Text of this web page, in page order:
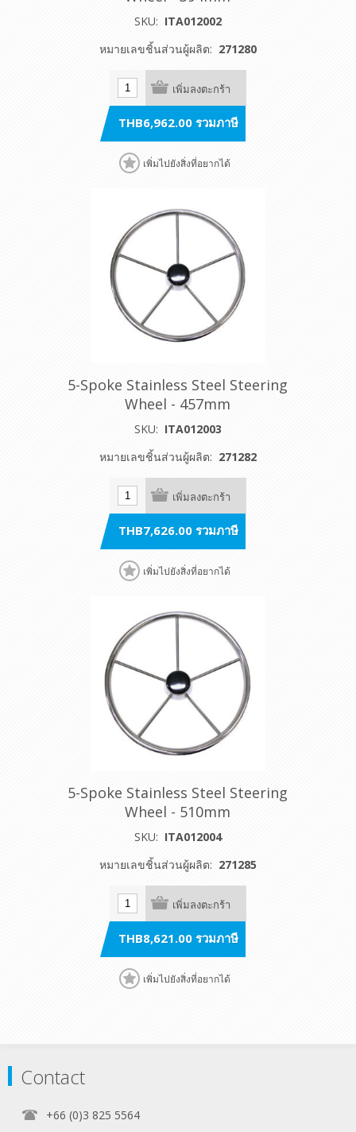
SKU: ITA012002
หมายเลขชิ้นส่วนผู้ผลิต: 271280
เพิ่มลงตะกร้า
THB6,962.00 รวมภาษี
เพิ่มไปยังสิ่งที่อยากได้
5-Spoke Stainless Steel Steering
Wheel - 457mm
SKU: ITA012003
หมายเลขชิ้นส่วนผู้ผลิต: 271282
เพิ่มลงตะกร้า
THB7,626.00 รวมภาษี
เพิ่มไปยังสิ่งที่อยากได้
5-Spoke Stainless Steel Steering
Wheel - 510mm
SKU: ITA012004
หมายเลขชิ้นส่วนผู้ผลิต: 271285
เพิ่มลงตะกร้า
THB8,621.00 รวมภาษี
เพิ่มไปยังสิ่งที่อยากได้
Contact
+66 (0)3 825 5564